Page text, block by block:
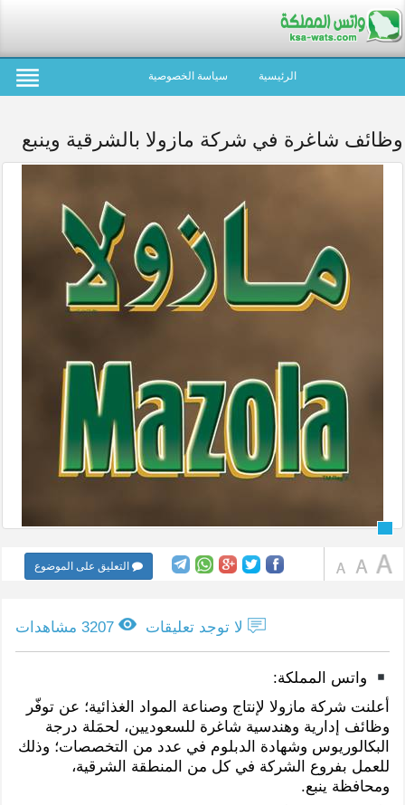
الرئيسية سياسة الخصوصية
وظائف شاغرة في شركة مازولا بالشرقية وينبع
التعليق على الموضوع
لا توجد تعليقات 3207 مشاهدات
واتس المملكة:
أعلنت شركة مازولا لإنتاج وصناعة المواد الغذائية؛ عن توفّر
وظائف إدارية وهندسية شاغرة للسعوديين، لحمَلة درجة
البكالوريوس وشهادة الدبلوم في عدد من التخصصات؛ وذلك
للعمل بفروع الشركة في كل من المنطقة الشرقية،
ومحافظة ينبع.